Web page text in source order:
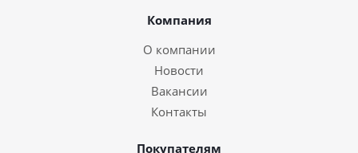
Компания
О компании
Новости
Вакансии
Контакты
Покупателям